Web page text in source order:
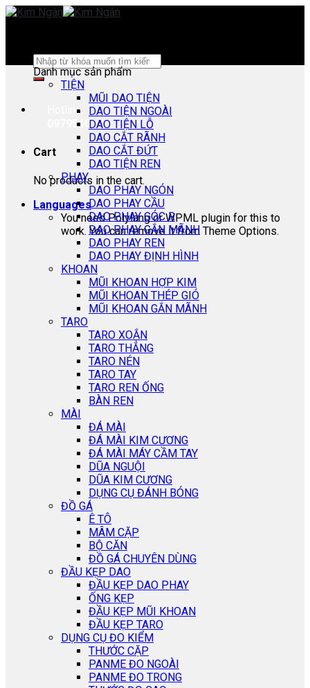
Skip
Search
for:
Hotline:
0979540178
Cart
No products in the cart.
Languages
You need Polylang or WPML plugin for this to
work. You can remove it from Theme Options.
Danh mục sản phẩm
TIỆN
MŨI DAO TIỆN
DAO TIỆN NGOÀI
DAO TIỆN LỖ
DAO CẮT RÃNH
DAO CẮT ĐỨT
DAO TIỆN REN
PHAY
DAO PHAY NGÓN
DAO PHAY CẦU
DAO PHAY GÓC R
DAO PHAY GẮN MÃNH
DAO PHAY REN
DAO PHAY ĐỊNH HÌNH
KHOAN
MŨI KHOAN HỢP KIM
MŨI KHOAN THÉP GIÓ
MŨI KHOAN GẮN MÃNH
TARO
TARO XOẮN
TARO THẲNG
TARO NÉN
TARO TAY
TARO REN ỐNG
BÀN REN
MÀI
ĐÁ MÀI
ĐÁ MÀI KIM CƯƠNG
ĐÁ MÀI MÁY CẦM TAY
DŨA NGUỘI
DŨA KIM CƯƠNG
DỤNG CỤ ĐÁNH BÓNG
ĐỒ GÁ
Ê TÔ
MÂM CẶP
BỘ CĂN
ĐỒ GÁ CHUYÊN DÙNG
ĐẦU KẸP DAO
ĐẦU KẸP DAO PHAY
ỐNG KẸP
ĐẦU KẸP MŨI KHOAN
ĐẦU KẸP TARO
DỤNG CỤ ĐO KIỂM
THƯỚC CẶP
PANME ĐO NGOÀI
PANME ĐO TRONG